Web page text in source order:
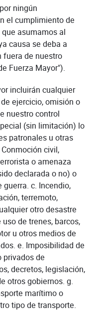
ningún
el cumplimiento de
asumamos al
causa se deba a
fuera de nuestro
Fuerza Mayor").
incluirán cualquier
ejercicio, omisión o
nuestro control
(sin limitación) lo
patronales u otras
civil,
o amenaza
declarada o no) o
c. Incendio,
terremoto,
otro desastre
de trenes, barcos,
u otros medios de
e. Imposibilidad de
privados de
decretos, legislación,
otros gobiernos. g.
marítimo o
tipo de transporte.